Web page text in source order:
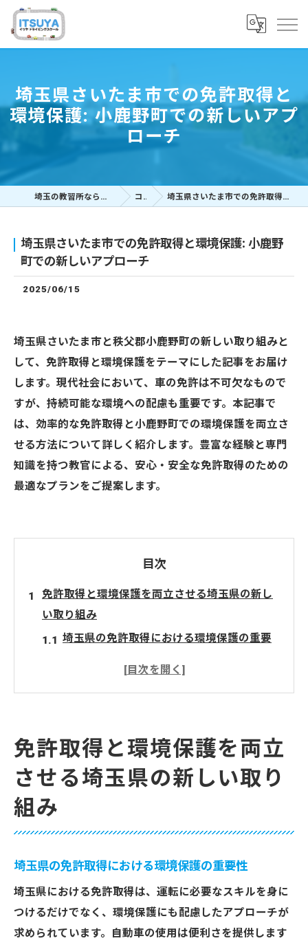
埼玉県さいたま市での免許取得と
環境保護: 小鹿野町での新しいアプ
ローチ
埼玉の教習所ならイツヤドライビングスクール コラム 埼玉県さいたま市での免許取得と環境保護: 小鹿野町での新しいアプローチ
埼玉県さいたま市での免許取得と環境保護: 小鹿野
町での新しいアプローチ
2025/06/15
埼玉県さいたま市と秩父郡小鹿野町の新しい取り組みと
して、免許取得と環境保護をテーマにした記事をお届け
します。現代社会において、車の免許は不可欠なもので
すが、持続可能な環境への配慮も重要です。本記事で
は、効率的な免許取得と小鹿野町での環境保護を両立さ
せる方法について詳しく紹介します。豊富な経験と専門
知識を持つ教官による、安心・安全な免許取得のための
最適なプランをご提案します。
目次
免許取得と環境保護を両立させる埼玉県の新し
い取り組み
埼玉県の免許取得における環境保護の重要
地域社会と連携した環境に優しい教習の実
践
小鹿野町での免許取得を通じた環境意識の高め
地域特有の環境問題と免許取得の関連性
小鹿野町で始まるエコフレンドリーな教習
法
ペーパードライバーを支援するための環境
免許取得と環境保護を両立
させる埼玉県の新しい取り
組み
埼玉県の免許取得における環境保護の重要性
埼玉県における免許取得は、運転に必要なスキルを身に
つけるだけでなく、環境保護にも配慮したアプローチが
求められています。自動車の使用は便利さを提供します